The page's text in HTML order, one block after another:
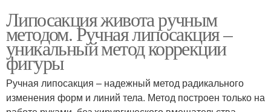
Липосакция живота ручным
методом. Ручная липосакция –
уникальный метод коррекции
фигуры
Ручная липосакция – надежный метод радикального
изменения форм и линий тела. Метод построен только на